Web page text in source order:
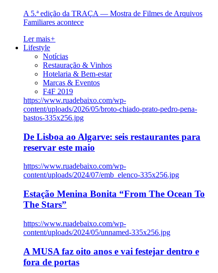
A 5.ª edição da TRAÇA — Mostra de Filmes de Arquivos
Familiares acontece
Ler mais+
Lifestyle
Notícias
Restauração & Vinhos
Hotelaria & Bem-estar
Marcas & Eventos
F4F 2019
https://www.ruadebaixo.com/wp-
content/uploads/2026/05/broto-chiado-prato-pedro-pena-
bastos-335x256.jpg
De Lisboa ao Algarve: seis restaurantes para
reservar este maio
https://www.ruadebaixo.com/wp-
content/uploads/2024/07/emb_elenco-335x256.jpg
Estação Menina Bonita “From The Ocean To
The Stars”
https://www.ruadebaixo.com/wp-
content/uploads/2024/05/unnamed-335x256.jpg
A MUSA faz oito anos e vai festejar dentro e
fora de portas